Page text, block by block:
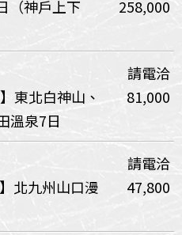
（神戶上下
258,000
請電洽
東北白神山、
溫泉7日
81,000
請電洽
北九州山口漫
47,800